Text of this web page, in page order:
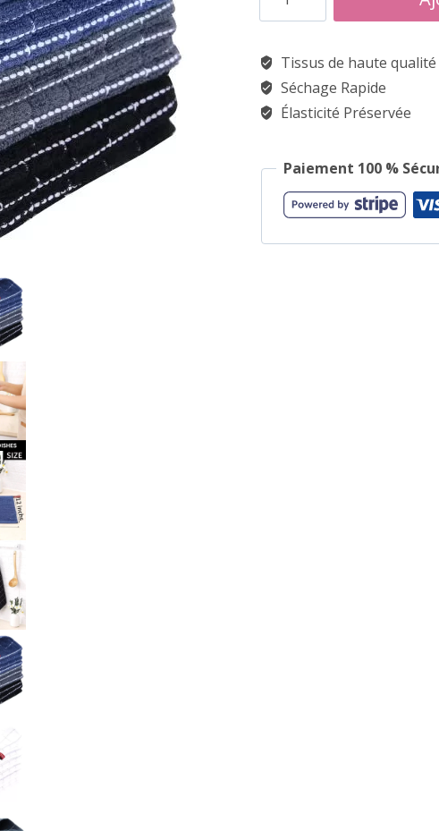
de
De
Cuisine
Tissus de haute qualité
Séchage Rapide
Élasticité Préservée
Paiement 100 %